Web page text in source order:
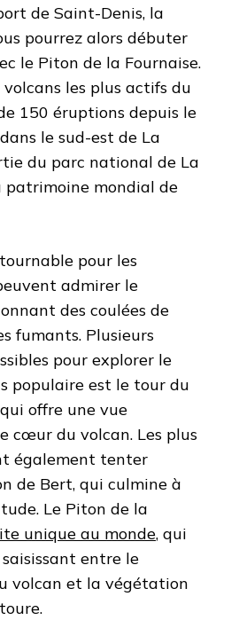
de Saint-Denis, la
pourrez alors débuter
le Piton de la Fournaise.
volcans les plus actifs du
150 éruptions depuis le
le sud-est de La
du parc national de La
patrimoine mondial de
pour les
admirer le
des coulées de
fumants. Plusieurs
pour explorer le
populaire est le tour du
offre une vue
cœur du volcan. Les plus
également tenter
de Bert, qui culmine à
Le Piton de la
unique au monde, qui
entre le
volcan et la végétation